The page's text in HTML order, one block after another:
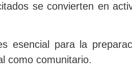
se convierten en
esencial para la
como comunitario.